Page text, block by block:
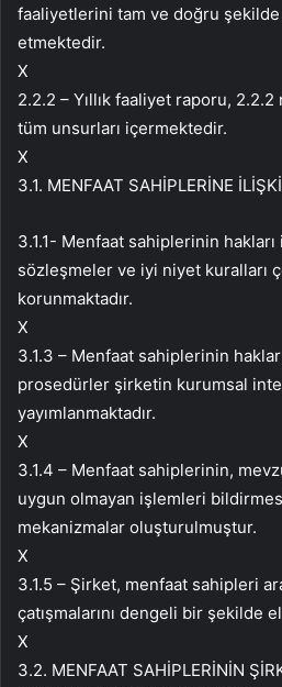
faaliyetlerini tam ve doğru şekilde
etmektedir.
X
2.2.2 – Yıllık faaliyet raporu,
tüm unsurları içermektedir.
X
3.1. MENFAAT SAHİPLERİNE
3.1.1- Menfaat sahiplerinin
sözleşmeler ve iyi niyet kuralları
korunmaktadır.
X
3.1.3 – Menfaat sahiplerinin
prosedürler şirketin kurumsal
yayımlanmaktadır.
X
3.1.4 – Menfaat sahiplerinin,
uygun olmayan işlemleri
mekanizmalar oluşturulmuştur.
X
3.1.5 – Şirket, menfaat sahipleri
çatışmalarını dengeli bir şekilde
X
3.2. MENFAAT SAHİPLERİNİN